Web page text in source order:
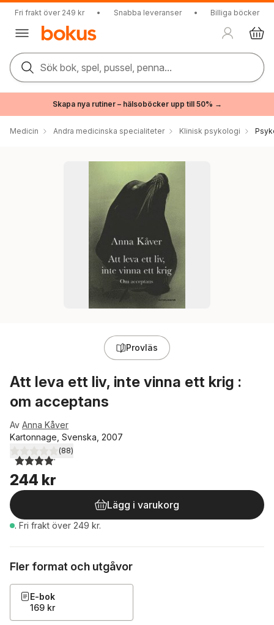
Fri frakt över 249 kr • Snabba leveranser • Billiga böcker
Sök bok, spel, pussel, penna...
Skapa nya rutiner – hälsoböcker upp till 50% →
Medicin Andra medicinska specialiteter Klinisk psykologi
Provläs
Att leva ett liv, inte vinna ett krig :
om acceptans
Av Anna Kåver
Kartonnage, Svenska, 2007
4,1utav 5 stjärnor. Totalt antal röster:
(88)
244 kr
Lägg i varukorg
. Fri frakt över 249 kr.
Fler format och utgåvor
E-bok
169 kr